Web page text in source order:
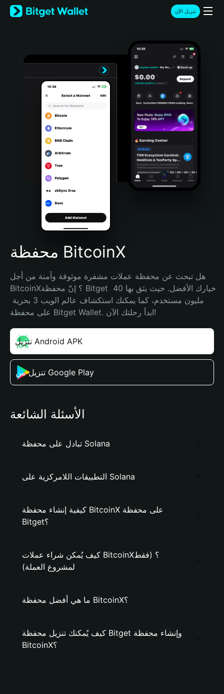
English
日本語
Türkçe
Português (Portugal)
Bahasa Indonesia
Português (Brasil)
Español (Argentina)
تنزيل الآن
محفظة BitcoinX
هل تبحث عن محفظة عملات مشفرة موثوقة وآمنة من أجل
BitcoinX؟ إنّ محفظة Bitget خيارك الأفضل. حيث يثق بها 40
على محفظة Bitget Wallet. ابدأ رحلتك الآن!
تنزيل Android APK
تنزيل من Google Play
الأسئلة الشائعة
تبادل على محفظة Solana
التطبيقات اللامركزية على Solana
كيفية إنشاء محفظة BitcoinX على محفظة
Bitget؟
كيف يُمكن شراء عملات BitcoinX؟ (فقط
لمشروع العملة)
ما هي أفضل محفظة BitcoinX؟
كيف يُمكنك تنزيل محفظة Bitget وإنشاء محفظة
BitcoinX؟